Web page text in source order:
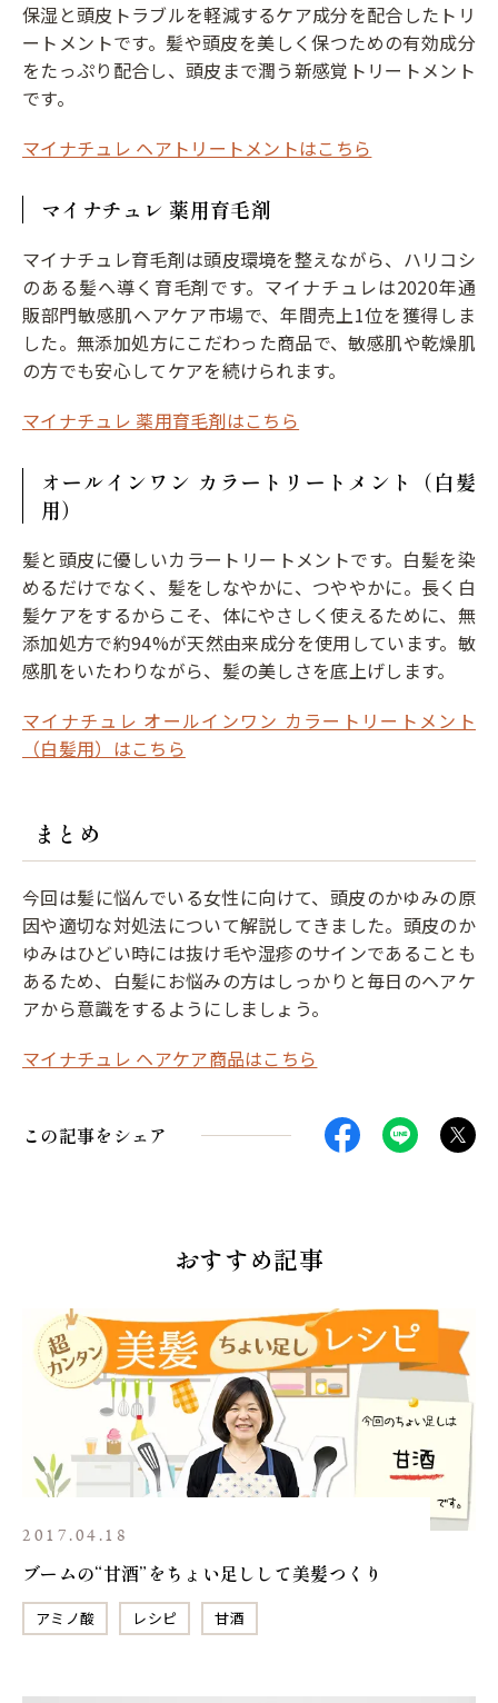
保湿と頭皮トラブルを軽減するケア成分を配合したトリ
ートメントです。髪や頭皮を美しく保つための有効成分
をたっぷり配合し、頭皮まで潤う新感覚トリートメント
です。
マイナチュレ ヘアトリートメントはこちら
マイナチュレ 薬用育毛剤
マイナチュレ育毛剤は頭皮環境を整えながら、ハリコシ
のある髪へ導く育毛剤です。マイナチュレは2020年通
販部門敏感肌ヘアケア市場で、年間売上1位を獲得しま
した。無添加処方にこだわった商品で、敏感肌や乾燥肌
の方でも安心してケアを続けられます。
マイナチュレ 薬用育毛剤はこちら
オールインワン カラートリートメント（白髪
用）
髪と頭皮に優しいカラートリートメントです。白髪を染
めるだけでなく、髪をしなやかに、つややかに。長く白
髪ケアをするからこそ、体にやさしく使えるために、無
添加処方で約94%が天然由来成分を使用しています。敏
感肌をいたわりながら、髪の美しさを底上げします。
マイナチュレ オールインワン カラートリートメント
（白髪用）はこちら
まとめ
今回は髪に悩んでいる女性に向けて、頭皮のかゆみの原
因や適切な対処法について解説してきました。頭皮のか
ゆみはひどい時には抜け毛や湿疹のサインであることも
あるため、白髪にお悩みの方はしっかりと毎日のヘアケ
アから意識をするようにしましょう。
マイナチュレ ヘアケア商品はこちら
この記事をシェア
おすすめ記事
2017.04.18
ブームの“甘酒”をちょい足しして美髪つくり
アミノ酸 レシピ 甘酒